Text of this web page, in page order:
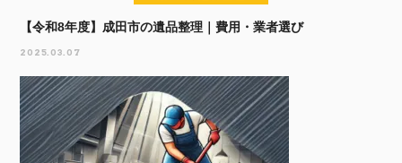
【令和8年度】成田市の遺品整理｜費用・業者選び
2025.03.07